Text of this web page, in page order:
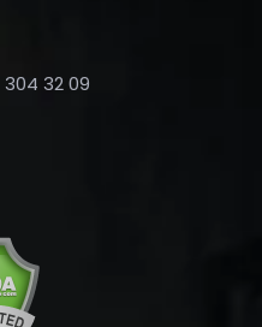
304 32 09